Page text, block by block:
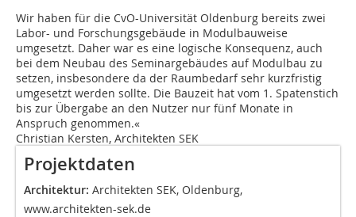
Wir haben für die CvO-Universität Oldenburg bereits zwei
Labor- und Forschungsgebäude in Modulbauweise
umgesetzt. Daher war es eine logische Konsequenz, auch
bei dem Neubau des Seminargebäudes auf Modulbau zu
setzen, insbesondere da der Raumbedarf sehr kurzfristig
umgesetzt werden sollte. Die Bauzeit hat vom 1. Spatenstich
bis zur Übergabe an den Nutzer nur fünf Monate in
Anspruch genommen.«
Christian Kersten, Architekten SEK
Projektdaten
Architektur: Architekten SEK, Oldenburg,
www.architekten-sek.de